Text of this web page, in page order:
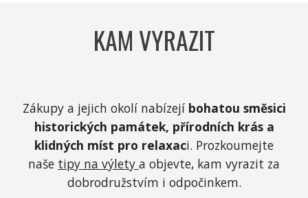
KAM VYRAZIT
Zákupy a jejich okolí nabízejí bohatou směsici
historických památek, přírodních krás a
klidných míst pro relaxaci. Prozkoumejte
naše tipy na výlety a objevte, kam vyrazit za
dobrodružstvím i odpočinkem.